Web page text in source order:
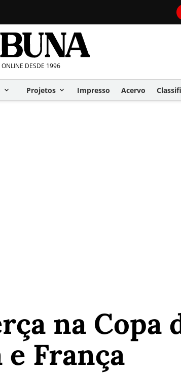
DESDE 1996
Projetos Impresso Acervo
na Copa
França